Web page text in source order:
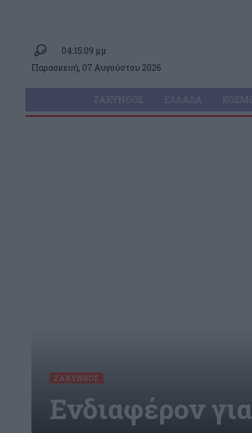
04:15:09 μμ
Παρασκευή, 07 Αυγούστου 2026
ΖΆΚΥΝΘΟΣ ΕΛΛΆΔΑ
ΖΆΚΥΝΘΟΣ
Ενδιαφέρον